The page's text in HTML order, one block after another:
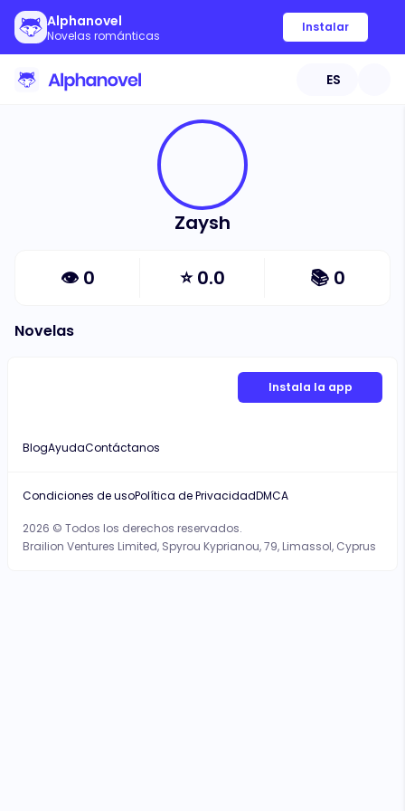
Alphanovel
Novelas románticas
Instalar
ES
Zaysh
👁 0 ⭐0.0 📚 0
Novelas
Instala la app
BlogAyudaContáctanos
2026 © Todos los derechos reservados.
Brailion Ventures Limited, Spyrou Kyprianou, 79, Limassol, Cyprus
Condiciones de usoPolítica de PrivacidadDMCA